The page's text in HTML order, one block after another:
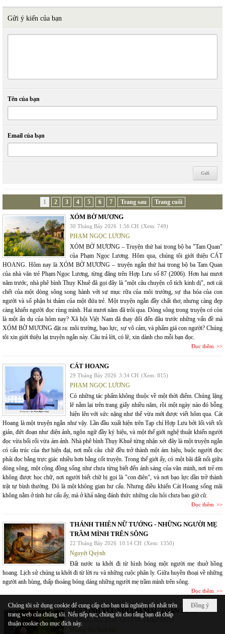
Gửi ý kiến của bạn
Tên của bạn
Email của bạn
1 2 3 4 5 6 7 Trang sau Trang cuối
XÓM BỜ MƯƠNG
30 Tháng Bảy 2026 1:56 CH (Xem: 749)
PHẠM NGỌC LƯƠNG
XÓM BỜ MƯƠNG – Truyện thứ hai trong bộ ba "Tam Quan"
của Phạm Ngọc Lương. Hôm qua, chúng tôi giới thiệu CÁT
HOANG. Hôm nay là XÓM BỜ MƯƠNG – truyện ngắn thứ hai trong bộ ba Tam Quan
của nhà văn trẻ Phạm Ngọc Lương, từng đăng trên Hợp Lưu số 87 (2006). Hơn hai mươi
năm trước, nhà phê bình Thụy Khuê đã gọi đây là "một câu chuyện cổ tích kinh dị", nơi cái
chết của một dòng sông song hành với sự mục rữa của môi trường, sự tha hóa của con
người và số phận bi thảm của một đứa trẻ. Một truyện ngắn đầy chất thơ, nhưng càng đẹp
càng khiến người đọc rùng mình. Hai mươi năm đã trôi qua. Dòng sông trong truyện có còn
là một ẩn dụ của hôm nay? Xã hội Việt Nam đã thay đổi đến đâu trước những vấn đề mà
XÓM BỜ MƯƠNG đặt ra: môi trường, bạo lực, sự vô cảm, và phẩm giá con người? Chúng
tôi xin giới thiệu lại truyện ngắn này. Câu trả lời, có lẽ, xin dành cho mỗi bạn đọc.
Đọc thêm
CÁT HOANG
29 Tháng Bảy 2026 3:34 CH (Xem: 815)
PHẠM NGỌC LƯƠNG
Có những tác phẩm không thuộc về một thời điểm. Chúng lặng
lẽ nằm lại trên trang giấy nhiều năm, rồi một ngày nào đó bỗng
hiện lên với sức nặng như thể vừa mới được viết hôm qua. Cát
Hoang là một truyện ngắn như vậy. Lần đầu xuất hiện trên Tạp chí Hợp Lưu bởi lối viết tối
giản, đứt đoạn như điện ảnh, ngôn ngữ đầy ký hiệu, và một thế giới nghệ thuật khiến người
đọc vừa bối rối vừa ám ảnh. Nhà phê bình Thụy Khuê từng nhận xét đây là một truyện ngắn
có cấu trúc của thơ hiện đại, nơi mỗi câu chữ đều trở thành một ám hiệu, buộc người đọc
phải đọc bằng trực giác nhiều hơn bằng cốt truyện. Trong thế giới ấy, có một bãi đất nổi giữa
dòng sông, một cộng đồng sống như chưa từng biết đến ánh sáng của văn minh, nơi trẻ em
không được học chữ, nơi người biết chữ bị gọi là "con điên", và nơi bạo lực dần trở thành
trật tự bình thường. Đó là một không gian hư cấu. Nhưng điều khiến Cát Hoang sống mãi
không nằm ở tính hư cấu ấy, mà ở khả năng đánh thức những câu hỏi chưa bao giờ cũ:
Đọc thêm
THÁNH THIÊN NỮ TƯỚNG - NHỮNG NGƯỜI MẸ
TRẦM MÌNH TRÊN SÔNG
22 Tháng Bảy 2026 10:14 CH (Xem: 1350)
Nguyệt Quỳnh
Đất nước ta khởi đi từ hình bóng một người mẹ thuở hồng
hoang. Lịch sử chúng ta khởi đi từ lời ru và những cuộc phân ly. Giữa huyền thoại về những
người anh hùng, thấp thoáng bóng dáng những người mẹ trầm mình trên sông.
Đọc thêm
KHI TÌNH YÊU NHUỐM MÀU TOAN TÍNH
14 Tháng Bảy 2026 (Xem: 2131)
Đồng ý
Chúng tôi sử dụng cookie để cung cấp cho bạn trải nghiệm tốt nhất trên
trang web của chúng tôi. Nếu tiếp tục, chúng tôi cho rằng bạn đã chấp
thuận cookie cho mục đích này.